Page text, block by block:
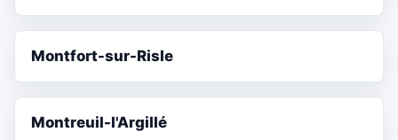
Montfort-sur-Risle
Montreuil-l'Argillé